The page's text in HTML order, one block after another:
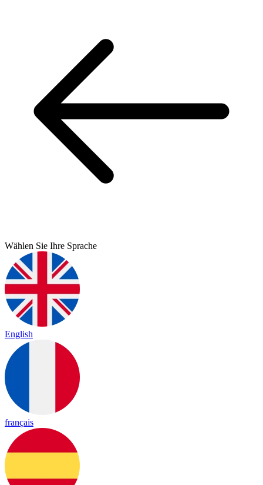
Wählen Sie Ihre Sprache
English
français